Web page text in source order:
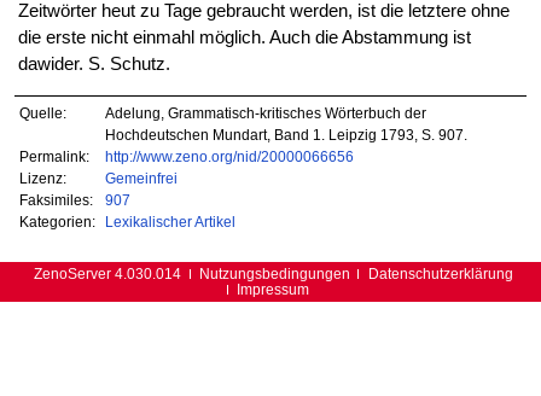
Zeitwörter heut zu Tage gebraucht werden, ist die letztere ohne
die erste nicht einmahl möglich. Auch die Abstammung ist
dawider. S. Schutz.
Quelle:
Adelung, Grammatisch-kritisches Wörterbuch der
Hochdeutschen Mundart, Band 1. Leipzig 1793, S. 907.
Permalink:
http://www.zeno.org/nid/20000066656
Lizenz:
Gemeinfrei
Faksimiles:
907
Kategorien:
Lexikalischer Artikel
ZenoServer 4.030.014 Nutzungsbedingungen
Datenschutzerklärung
Impressum